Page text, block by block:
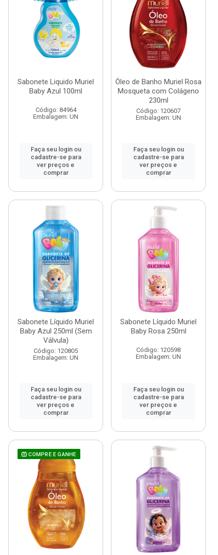
Sabonete Liquido Muriel
Baby Azul 100ml
Código: 84964
Embalagem: UN
Faça seu login ou
cadastre-se para
ver preços e
comprar
Óleo de Banho Muriel Rosa
Mosqueta com Colágeno
230ml
Código: 120607
Embalagem: UN
Faça seu login ou
cadastre-se para
ver preços e
comprar
Sabonete Líquido Muriel
Baby Azul 250ml (Sem
Válvula)
Código: 120805
Embalagem: UN
Faça seu login ou
cadastre-se para
ver preços e
comprar
Sabonete Líquido Muriel
Baby Rosa 250ml
Código: 120598
Embalagem: UN
Faça seu login ou
cadastre-se para
ver preços e
comprar
COMPRE E GANHE